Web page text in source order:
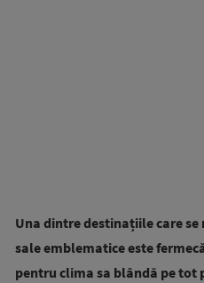
Una dintre destinațiile care
sale emblematice este
pentru clima sa blândă pe tot